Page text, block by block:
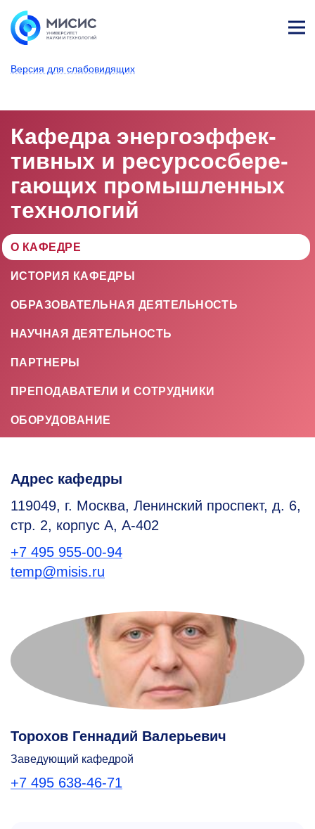
Версия для слабовидящих
т
Кафедра энергоэффек­
тивных и ресурсосбере­
гающих промышленных
технологий
О КАФЕДРЕ
ИСТОРИЯ КАФЕДРЫ
ОБРАЗОВАТЕЛЬНАЯ ДЕЯТЕЛЬНОСТЬ
НАУЧНАЯ ДЕЯТЕЛЬНОСТЬ
ПАРТНЕРЫ
ПРЕПОДАВАТЕЛИ И СОТРУДНИКИ
ОБОРУДОВАНИЕ
Адрес кафедры
119049, г. Москва, Ленинский проспект, д. 6,
стр. 2, корпус А, А-402
+7 495 955-00-94
temp@misis.ru
Торохов Геннадий Валерьевич
Заведующий кафедрой
+7 495 638-46-71